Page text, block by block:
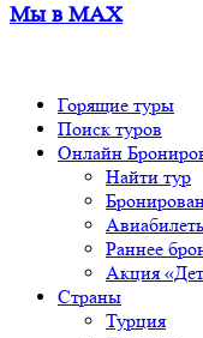
Мы в MAX
Горящие туры
Поиск туров
Онлайн
Найти тур
Раннее
Акция
Страны
Турция